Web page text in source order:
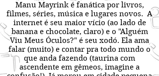
Manu Mayrink é fanática por livros,
filmes, séries, música e lugares novos. A
internet é seu maior vício (ao lado de
banana e chocolate, claro) e o "Alguém
Viu Meus Óculos?" é seu xodó. Ela ama
falar (muito) e contar pra todo mundo o
que anda fazendo (taurina com
ascendente em gêmeos, imagine a